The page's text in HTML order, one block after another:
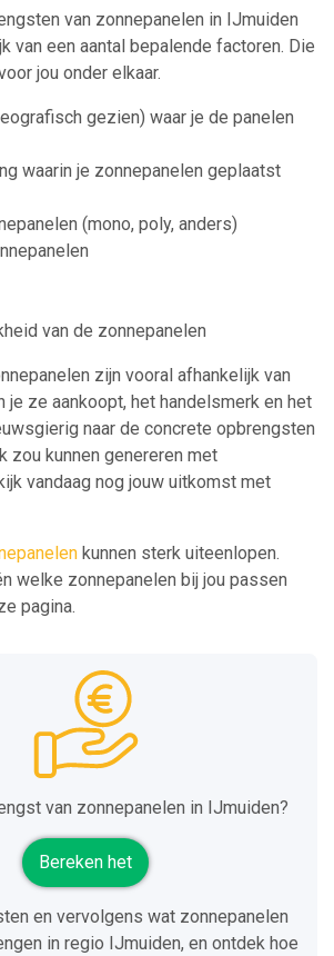
van zonnepanelen in IJmuiden
van een aantal bepalende factoren. Die
jou onder elkaar.
gezien) waar je de panelen
waarin je zonnepanelen geplaatst
(mono, poly, anders)
van de zonnepanelen
zijn vooral afhankelijk van
je ze aankoopt, het handelsmerk en het
naar de concrete opbrengsten
zou kunnen genereren met
vandaag nog jouw uitkomst met
kunnen sterk uiteenlopen.
welke zonnepanelen bij jou passen
pagina.
van zonnepanelen in IJmuiden?
Bereken het
en vervolgens wat zonnepanelen
in regio IJmuiden, en ontdek hoe